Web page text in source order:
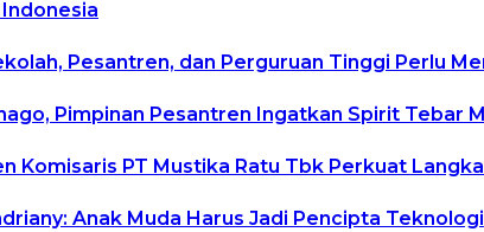
Pesantren, dan Perguruan Tinggi Perlu
Pimpinan Pesantren Ingatkan Spirit Tebar
Komisaris PT Mustika Ratu Tbk Perkuat
Anak Muda Harus Jadi Pencipta Teknologi